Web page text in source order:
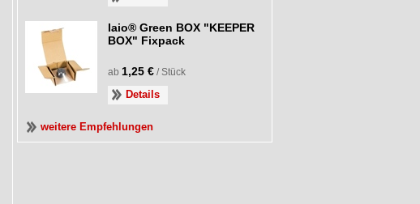
laio® Green BOX "KEEPER
BOX" Fixpack
ab 1,25 € / Stück
Details
weitere Empfehlungen